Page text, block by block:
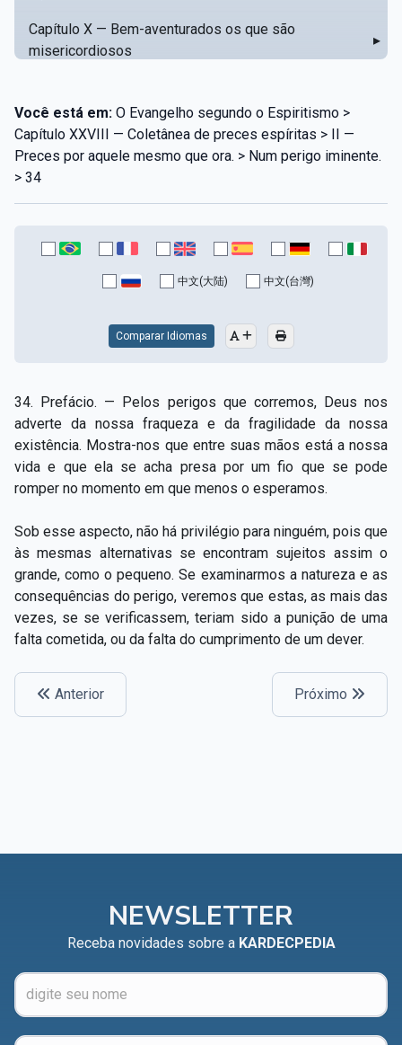
Capítulo X — Bem-aventurados os que são
misericordiosos
▸
Capítulo XII — Amai os vossos inimigos
Capítulo XIII — Não saiba a vossa mão esquerda o
que dê a vossa mão direita
Capítulo XV — Fora da caridade não há salvação
Capítulo XVI — Não se pode servir a Deus e a
Capítulo XVII — Sede perfeitos
escolhidos
▸
Capítulo XIX — A fé transporta montanhas ▸
Capítulo XX — Os trabalhadores da última hora
profetas
▸
Capítulo XXII — Não separareis o que Deus juntou ▸
Capítulo XXIII — Estranha moral ▸
Capítulo XXIV — Não ponhais a candeia debaixo do
alqueire
Capítulo XXV — Buscai e achareis
Você está em: O Evangelho segundo o Espiritismo >
Capítulo XXVIII — Coletânea de preces espíritas > II —
Preces por aquele mesmo que ora. > Num perigo iminente.
> 34
中文(大陆) 中文(台灣)
Comparar Idiomas
34. Prefácio. — Pelos perigos que corremos, Deus nos
adverte da nossa fraqueza e da fragilidade da nossa
existência. Mostra-nos que entre suas mãos está a nossa
vida e que ela se acha presa por um fio que se pode
romper no momento em que menos o esperamos.
Sob esse aspecto, não há privilégio para ninguém, pois que
às mesmas alternativas se encontram sujeitos assim o
grande, como o pequeno. Se examinarmos a natureza e as
consequências do perigo, veremos que estas, as mais das
vezes, se se verificassem, teriam sido a punição de uma
falta cometida, ou da falta do cumprimento de um dever.
Anterior Próximo
NEWSLETTER
Receba novidades sobre a KARDECPEDIA